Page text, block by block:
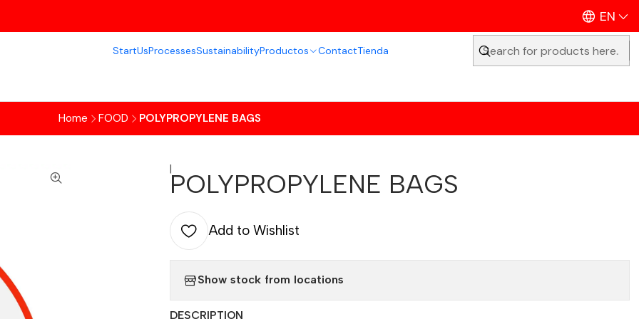
StartUsProcessesSustainabilityProductos ContactTienda
EN
Home FOOD POLYPROPYLENE BAGS
|POLYPROPYLENE BAGS
Add to Wishlist
Show stock from locations
DESCRIPTION